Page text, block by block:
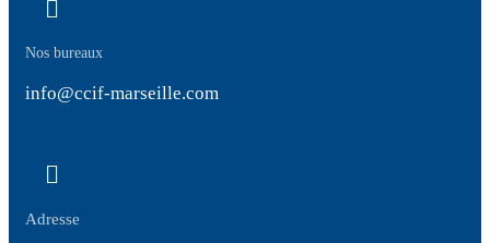
Nos bureaux
info@ccif-marseille.com
Adresse